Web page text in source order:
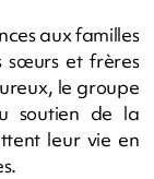
aux familles
sœurs et frères
le groupe
soutien de la
leur vie en